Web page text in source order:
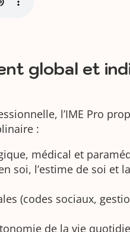
global et
l’IME Pro
:
médical et
soi, l’estime de soi et
(codes sociaux,
de la vie